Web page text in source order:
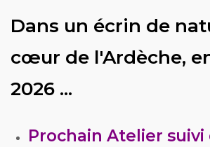
Dans un écrin de
cœur de l'Ardèche,
2026 ...
Prochain Atelier suivi